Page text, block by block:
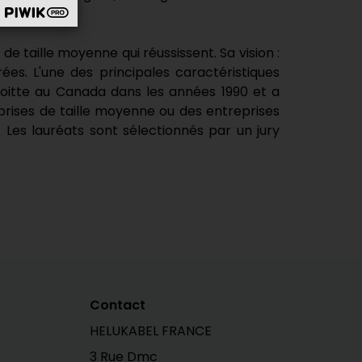
taille moyenne qui réussissent. Sa vision :
L'une des principales caractéristiques
au Canada dans les années 1990 et a
de taille moyenne ou des entreprises
lauréats sont sélectionnés par un jury
Contact
HELUKABEL FRANCE
3 Rue Dmc